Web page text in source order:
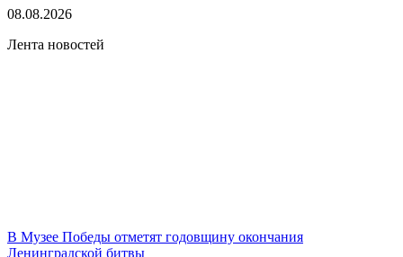
08.08.2026
Лента новостей
В Музее Победы отметят годовщину окончания
Ленинградской битвы